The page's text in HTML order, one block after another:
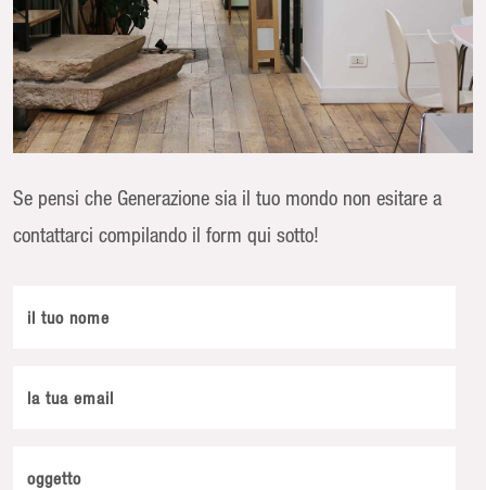
Se pensi che Generazione sia il tuo mondo non esitare a
contattarci compilando il form qui sotto!
il tuo nome
la tua email
oggetto